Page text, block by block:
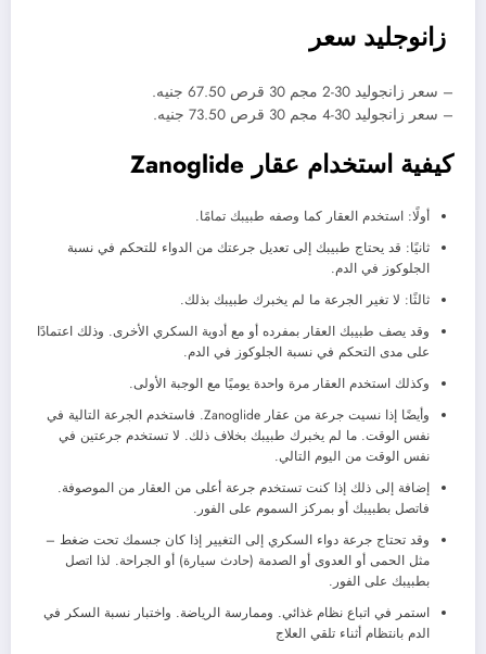
زانوجليد سعر
– سعر زانجوليد 30-2 مجم 30 قرص 67.50 جنيه.
– سعر زانجوليد 30-4 مجم 30 قرص 73.50 جنيه.
كيفية استخدام عقار Zanoglide
أولًا: استخدم العقار كما وصفه طبيبك تمامًا.
ثانيًا: قد يحتاج طبيبك إلى تعديل جرعتك من الدواء للتحكم في نسبة
الجلوكوز في الدم.
ثالثًا: لا تغير الجرعة ما لم يخبرك طبيبك بذلك.
وقد يصف طبيبك العقار بمفرده أو مع أدوية السكري الأخرى. وذلك اعتمادًا
على مدى التحكم في نسبة الجلوكوز في الدم.
وكذلك استخدم العقار مرة واحدة يوميًا مع الوجبة الأولى.
وأيضًا إذا نسيت جرعة من عقار Zanoglide. فاستخدم الجرعة التالية في
نفس الوقت. ما لم يخبرك طبيبك بخلاف ذلك. لا تستخدم جرعتين في
نفس الوقت من اليوم التالي.
إضافة إلى ذلك إذا كنت تستخدم جرعة أعلى من العقار من الموصوفة.
فاتصل بطبيبك أو بمركز السموم على الفور.
وقد تحتاج جرعة دواء السكري إلى التغيير إذا كان جسمك تحت ضغط –
مثل الحمى أو العدوى أو الصدمة (حادث سيارة) أو الجراحة. لذا اتصل
بطبيبك على الفور.
استمر في اتباع نظام غذائي. وممارسة الرياضة. واختبار نسبة السكر في
الدم بانتظام أثناء تلقي العلاج